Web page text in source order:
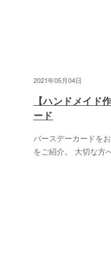
2021年05月04日
【ハンドメイド
ード
バースデーカードを
をご紹介。 大切な方